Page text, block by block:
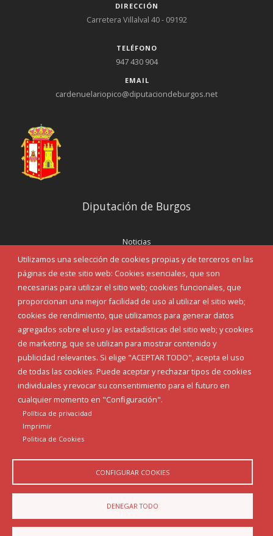
Utilizamos una selección de cookies propias y de terceros en las
páginas de este sitio web: Cookies esenciales, que son
necesarias para utilizar el sitio web; cookies funcionales, que
proporcionan una mejor facilidad de uso al utilizar el sitio web;
cookies de rendimiento, que utilizamos para generar datos
agregados sobre el uso y las estadísticas del sitio web; y cookies
de marketing, que se utilizan para mostrar contenido y
publicidad relevantes. Si elige "ACEPTAR TODO", acepta el uso
de todas las cookies. Puede aceptar y rechazar tipos de cookies
individuales y revocar su consentimiento para el futuro en
cualquier momento en "Configuración".
Política de privacidad
Imprimir
Politica de Cookies
CONFIGURAR COOKIES
DENEGAR TODO
DIRECCIÓN
Carretera Villalval 40 - 09192
TELÉFONO
947 430 904
EMAIL
cardenuelariopico@diputaciondeburgos.net
Diputación de Burgos
Noticias
Eventos
Corporación Municipal
Teléfonos de interés
INICIAR SESIÓN
MAPA WEB